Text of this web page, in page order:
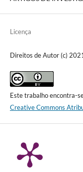
Licença
Direitos de Autor (c)
Este trabalho encontra-
Creative Commons